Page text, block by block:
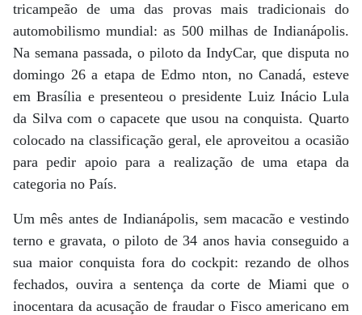
tricampeão de uma das provas mais tradicionais do
automobilismo mundial: as 500 milhas de Indianápolis.
Na semana passada, o piloto da IndyCar, que disputa no
domingo 26 a etapa de Edmo nton, no Canadá, esteve
em Brasília e presenteou o presidente Luiz Inácio Lula
da Silva com o capacete que usou na conquista. Quarto
colocado na classificação geral, ele aproveitou a ocasião
para pedir apoio para a realização de uma etapa da
categoria no País.
Um mês antes de Indianápolis, sem macacão e vestindo
terno e gravata, o piloto de 34 anos havia conseguido a
sua maior conquista fora do cockpit: rezando de olhos
fechados, ouvira a sentença da corte de Miami que o
inocentara da acusação de fraudar o Fisco americano em